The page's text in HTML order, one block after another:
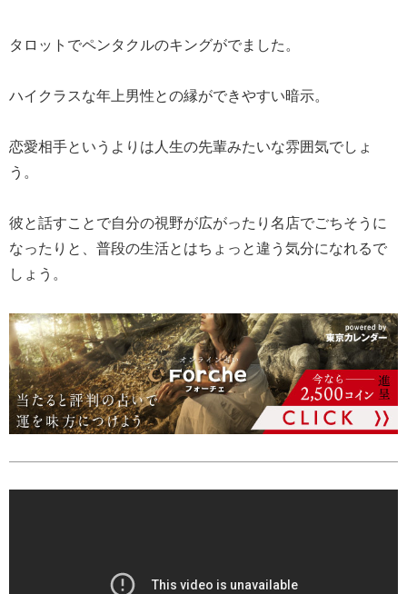
タロットでペンタクルのキングがでました。
ハイクラスな年上男性との縁ができやすい暗示。
恋愛相手というよりは人生の先輩みたいな雰囲気でしょ
う。
彼と話すことで自分の視野が広がったり名店でごちそうに
なったりと、普段の生活とはちょっと違う気分になれるで
しょう。